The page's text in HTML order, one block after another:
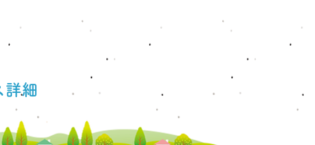
でも夏は塩分補給？必
・不要な人
詳細